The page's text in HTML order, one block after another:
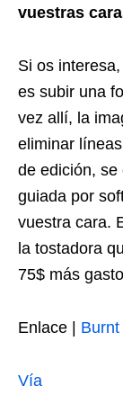
vuestras
Si os
es subir una
vez allí, la
eliminar
de edición, se
guiada por
vuestra cara.
la tostadora
75$ más
Enlace |
Vía